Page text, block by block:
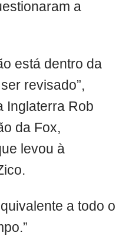
a
está dentro da
revisado”,
Inglaterra Rob
da Fox,
levou à
a todo o